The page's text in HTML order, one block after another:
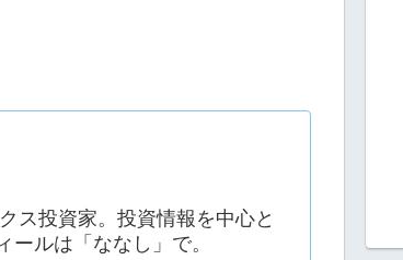
ス投資家。投資情報を中心と
ルは「ななし」で。